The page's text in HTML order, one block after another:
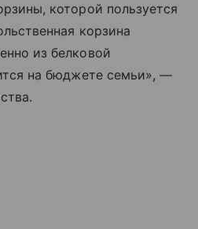
которой пользуется
корзина
из белковой
на бюджете семьи», —